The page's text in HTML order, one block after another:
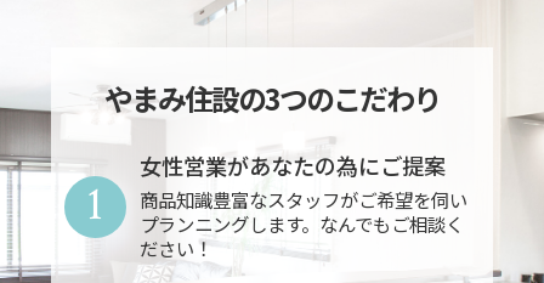
やまみ住設の3つのこだわり
女性営業があなたの為にご提案
商品知識豊富なスタッフがご希望を伺い
プランニングします。なんでもご相談く
ださい！
1